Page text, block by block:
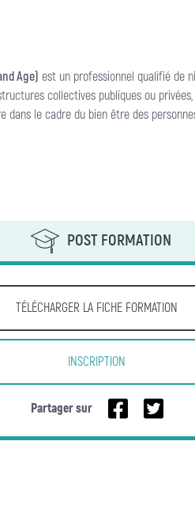
Age) est un professionnel qualifié de
collectives publiques ou
dans le cadre du bien être des
POST FORMATION
TÉLÉCHARGER LA FICHE FORMATION
INSCRIPTION
Partager sur